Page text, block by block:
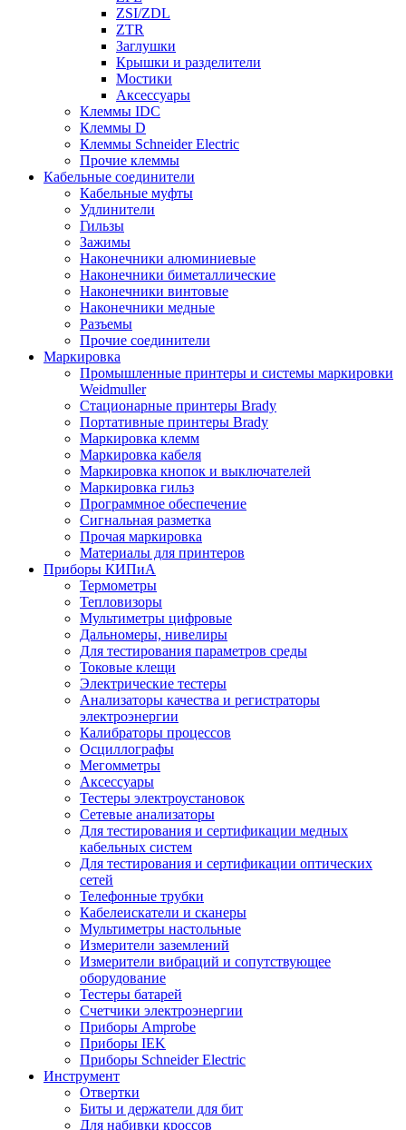
ZSI/ZDL
ZTR
Заглушки
Крышки и разделители
Мостики
Аксессуары
Клеммы IDC
Клеммы D
Клеммы Schneider Electric
Прочие клеммы
Кабельные соединители
Кабельные муфты
Удлинители
Гильзы
Зажимы
Наконечники алюминиевые
Наконечники биметаллические
Наконечники винтовые
Наконечники медные
Разъемы
Прочие соединители
Маркировка
Промышленные принтеры и системы маркировки
Weidmuller
Стационарные принтеры Brady
Портативные принтеры Brady
Маркировка клемм
Маркировка кабеля
Маркировка кнопок и выключателей
Маркировка гильз
Программное обеспечение
Сигнальная разметка
Прочая маркировка
Материалы для принтеров
Приборы КИПиА
Термометры
Тепловизоры
Мультиметры цифровые
Дальномеры, нивелиры
Для тестирования параметров среды
Токовые клещи
Электрические тестеры
Анализаторы качества и регистраторы
электроэнергии
Калибраторы процессов
Осциллографы
Мегомметры
Аксессуары
Тестеры электроустановок
Сетевые анализаторы
Для тестирования и сертификации медных
кабельных систем
Для тестирования и сертификации оптических
сетей
Телефонные трубки
Кабелеискатели и сканеры
Мультиметры настольные
Измерители заземлений
Измерители вибраций и сопутствующее
оборудование
Тестеры батарей
Счетчики электроэнергии
Приборы Amprobe
Приборы IEK
Приборы Schneider Electric
Инструмент
Отвертки
Биты и держатели для бит
Для набивки кроссов